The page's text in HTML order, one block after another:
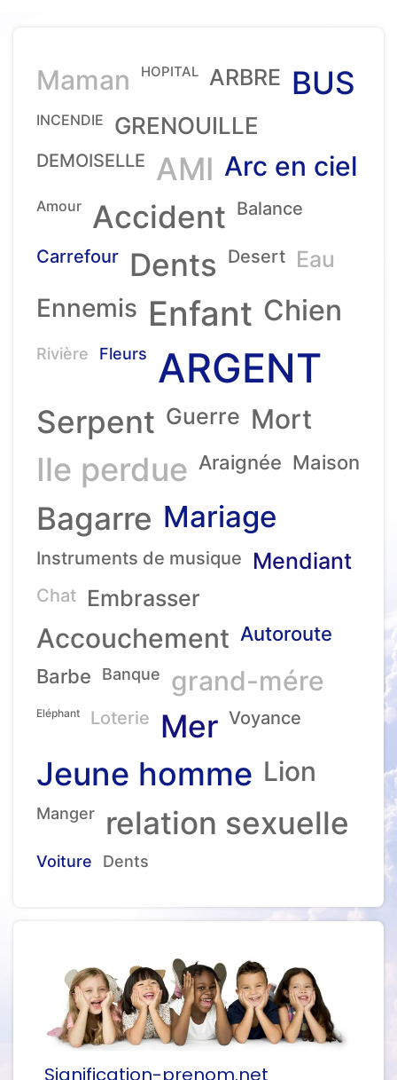
Maman HOPITAL ARBRE BUS
INCENDIE GRENOUILLE
DEMOISELLE AMI Arc en ciel
Amour Accident Balance
Carrefour Dents Desert Eau
Ennemis Enfant Chien
Rivière Fleurs ARGENT
Serpent Guerre Mort
Ile perdue Araignée Maison
Bagarre Mariage
Instruments de musique Mendiant
Chat Embrasser
Accouchement Autoroute
Barbe
Banque grand-mére
Eléphant Loterie Mer Voyance
Jeune homme Lion
Manger relation sexuelle
Voiture Dents
Signification-prenom.net